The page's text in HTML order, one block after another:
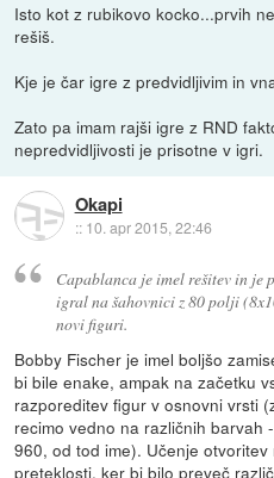
Isto kot z rubikovo kocko...prvih
rešiš.
Kje je čar igre z predvidljivim in
Zato pa imam rajši igre z RND
nepredvidljivosti je prisotne v igri.
Okapi
:: 10. apr 2015, 22:46
Capablanca je imel rešitev in je
igral na šahovnici z 80 polji
novi figuri.
Bobby Fischer je imel boljšo
bi bile enake, ampak na začetku
razporeditev figur v osnovni vrsti
recimo vedno na različnih barvah
960, od tod ime). Učenje
preteklosti, ker bi bilo preveč